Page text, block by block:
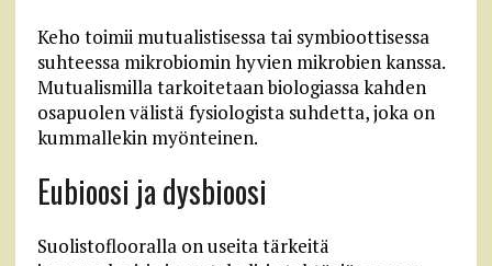
Keho toimii mutualistisessa tai symbioottisessa
suhteessa mikrobiomin hyvien mikrobien kanssa.
Mutualismilla tarkoitetaan biologiassa kahden
osapuolen välistä fysiologista suhdetta, joka on
kummallekin myönteinen.
Eubioosi ja dysbioosi
Suolistoflooralla on useita tärkeitä